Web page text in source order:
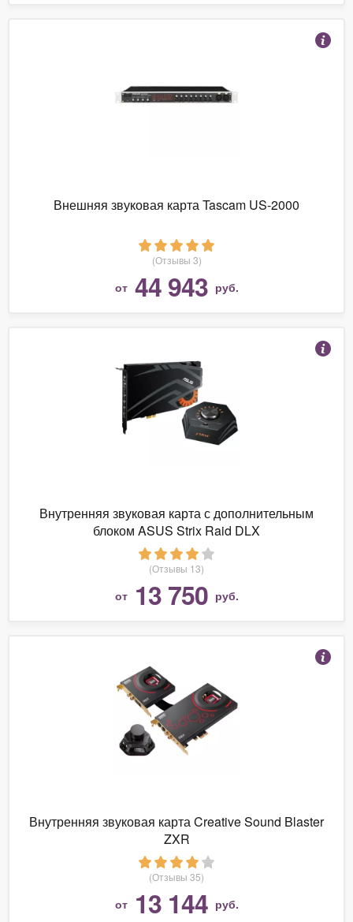
Внешняя звуковая карта Tascam US-2000
(Отзывы 3)
от 44 943 руб.
Внутренняя звуковая карта с дополнительным
блоком ASUS Strix Raid DLX
(Отзывы 13)
от 13 750 руб.
Внутренняя звуковая карта Creative Sound Blaster
ZXR
(Отзывы 35)
от 13 144 руб.